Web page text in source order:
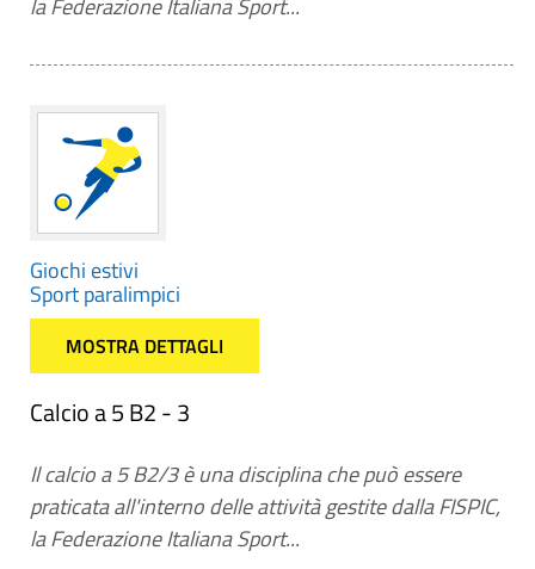
la Federazione Italiana Sport...
Giochi estivi
Sport paralimpici
MOSTRA DETTAGLI
Calcio a 5 B2 - 3
Il calcio a 5 B2/3 è una disciplina che può essere
praticata all'interno delle attività gestite dalla FISPIC,
la Federazione Italiana Sport...